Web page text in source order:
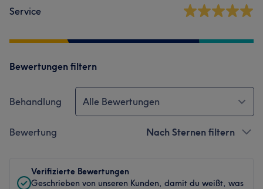
Service
Bewertungen filtern
Behandlung Alle Bewertungen
Bewertung Nach Sternen filtern
Verifizierte Bewertungen
Geschrieben von unseren Kunden, damit du weißt, was